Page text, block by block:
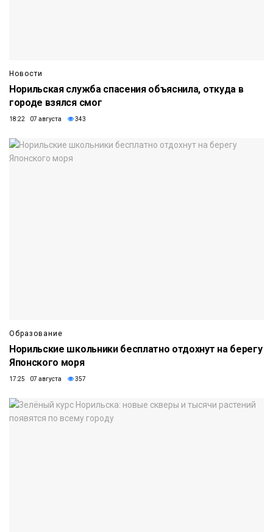
Новости
Норильская служба спасения объяснила, откуда в
городе взялся смог
18:22 07 августа 343
Образование
Норильские школьники бесплатно отдохнут на берегу
Японского моря
17:25 07 августа 357